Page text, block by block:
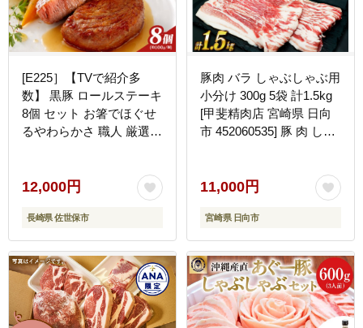
[E225］【TVで紹介多
数】 黒豚 ロールステーキ
8個 セット お箸でほぐせ
るやわらかさ 職人 厳選
心 豚 豚肉 セット ジュー
シー ギフト 贈り物 豊味
館 長崎県 佐世保市
12,000円
長崎県 佐世保市
豚肉 バラ しゃぶしゃぶ用
小分け 300g 5袋 計1.5kg
[甲斐精肉店 宮崎県 日向
市 452060535] 豚 肉 しゃ
ラ肉 真空 ふるさと納税
11,000円
宮崎県 日向市